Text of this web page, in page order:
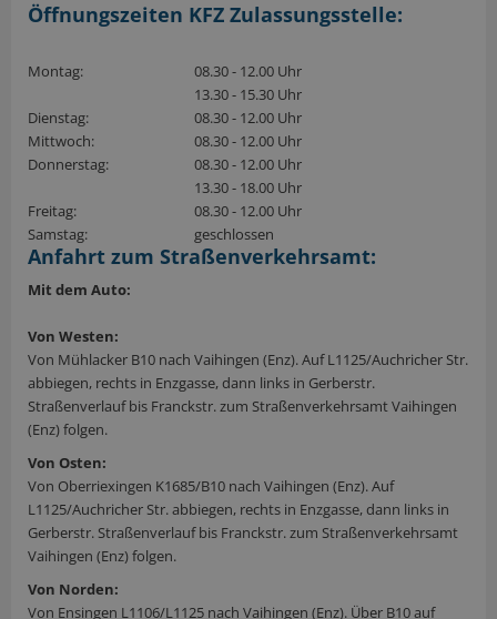
Öffnungszeiten KFZ Zulassungsstelle:
Montag:
08.30 - 12.00 Uhr
13.30 - 15.30 Uhr
Dienstag:
08.30 - 12.00 Uhr
Mittwoch:
08.30 - 12.00 Uhr
Donnerstag:
08.30 - 12.00 Uhr
13.30 - 18.00 Uhr
Freitag:
08.30 - 12.00 Uhr
Samstag:
geschlossen
Anfahrt zum Straßenverkehrsamt:
Mit dem Auto:
Von Westen:
Von Mühlacker B10 nach Vaihingen (Enz). Auf L1125/Auchricher Str.
abbiegen, rechts in Enzgasse, dann links in Gerberstr.
Straßenverlauf bis Franckstr. zum Straßenverkehrsamt Vaihingen
(Enz) folgen.
Von Osten:
Von Oberriexingen K1685/B10 nach Vaihingen (Enz). Auf
L1125/Auchricher Str. abbiegen, rechts in Enzgasse, dann links in
Gerberstr. Straßenverlauf bis Franckstr. zum Straßenverkehrsamt
Vaihingen (Enz) folgen.
Von Norden:
Von Ensingen L1106/L1125 nach Vaihingen (Enz). Über B10 auf